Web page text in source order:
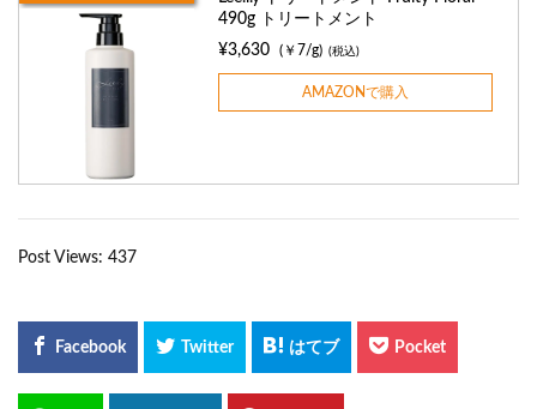
490g トリートメント
¥3,630
(￥7/g) (税込)
AMAZONで購入
Post Views: 437